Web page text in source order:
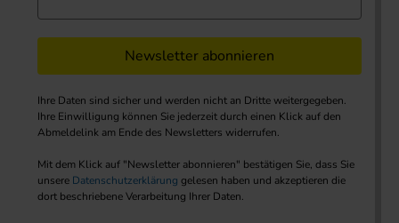
Newsletter abonnieren
Ihre Daten sind sicher und werden nicht an Dritte weitergegeben.
Ihre Einwilligung können Sie jederzeit durch einen Klick auf den
Abmeldelink am Ende des Newsletters widerrufen.
Mit dem Klick auf "Newsletter abonnieren" bestätigen Sie, dass Sie
unsere Datenschutzerklärung gelesen haben und akzeptieren die
dort beschriebene Verarbeitung Ihrer Daten.